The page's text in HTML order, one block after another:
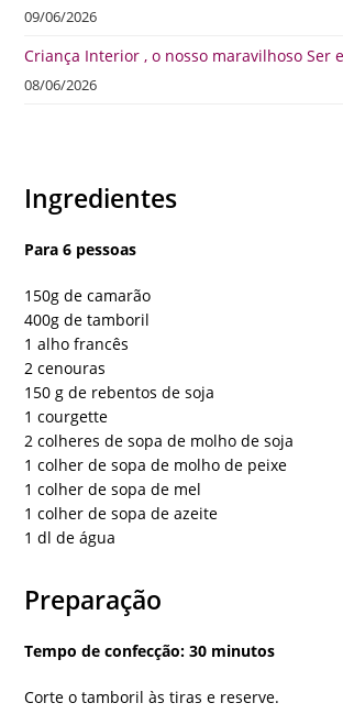
09/06/2026
Criança Interior , o nosso maravilhoso Ser
08/06/2026
Ingredientes
Para 6 pessoas
150g de camarão
400g de tamboril
1 alho francês
2 cenouras
150 g de rebentos de soja
1 courgette
2 colheres de sopa de molho de soja
1 colher de sopa de molho de peixe
1 colher de sopa de mel
1 colher de sopa de azeite
1 dl de água
Preparação
Tempo de confecção: 30 minutos
Corte o tamboril às tiras e reserve.